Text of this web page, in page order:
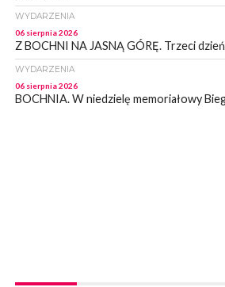
WYDARZENIA
06 sierpnia 2026
Z BOCHNI NA JASNĄ GÓRĘ. Trzeci
WYDARZENIA
06 sierpnia 2026
BOCHNIA. W niedzielę memoriałowy